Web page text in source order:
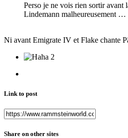
Perso je ne vois rien sortir avant
Lindemann malheureusement …
Ni avant Emigrate IV et Flake chante
2
Link to post
Share on other sites